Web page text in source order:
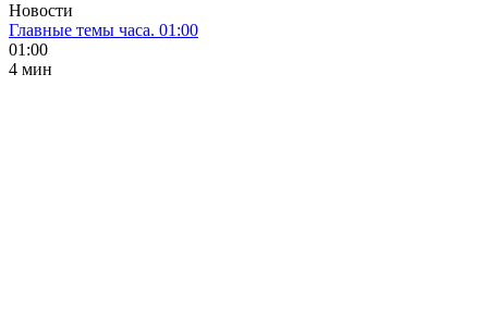
Новости
Главные темы часа. 01:00
01:00
4 мин